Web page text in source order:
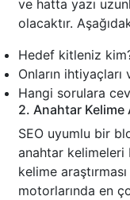
ve hatta yazı
olacaktır.
Hedef kitleniz
Onların
Hangi sorulara
2. Anahtar Kelime
SEO uyumlu bir
anahtar kelimeleri
kelime
motorlarında en